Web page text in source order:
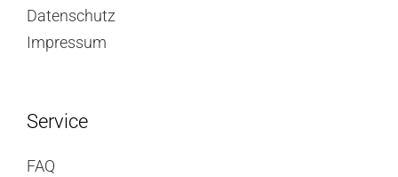
Datenschutz
Impressum
Service
FAQ